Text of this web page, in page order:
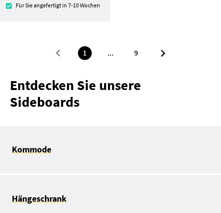
Für Sie angefertigt in 7-10 Wochen
1 ... 9
Entdecken Sie unsere
Sideboards
Kommode
Hängeschrank